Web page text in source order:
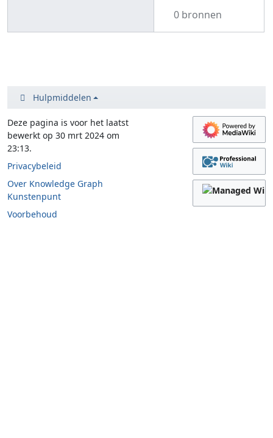
0 bronnen
Hulpmiddelen
Deze pagina is voor het laatst
bewerkt op 30 mrt 2024 om
23:13.
Privacybeleid
Over Knowledge Graph
Kunstenpunt
Voorbehoud